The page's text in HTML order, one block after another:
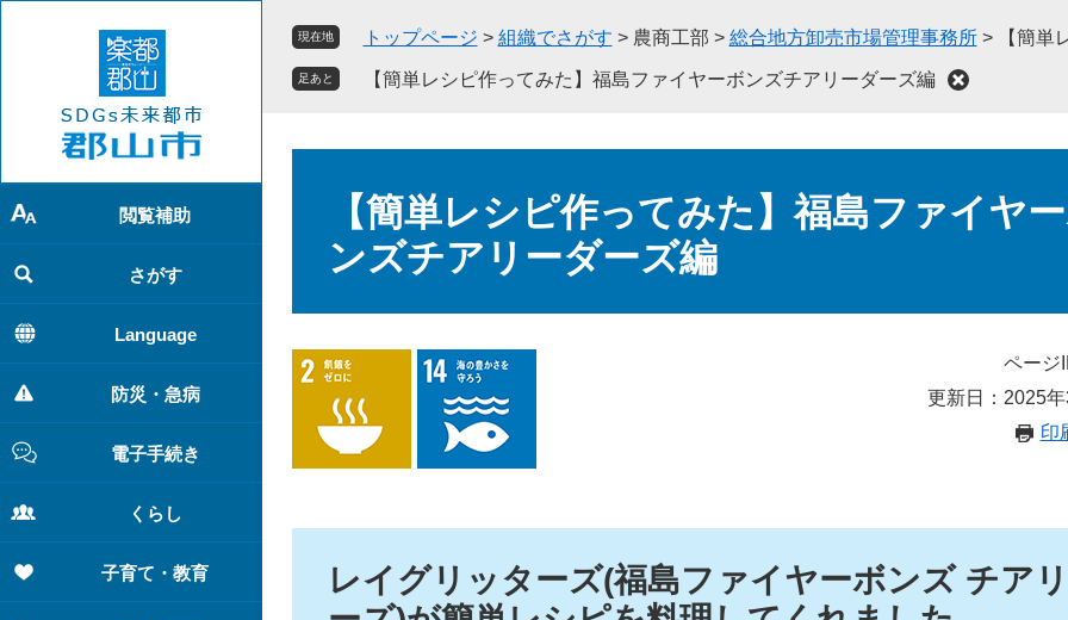
で
す
。
ば
し
て
本
文
へ
閲覧補助
さがす
Language
防災・急病
電子手続き
くらし
子育て・教育
現在地 トップページ > 組織でさがす > 農商工部 > 総合地方卸売市場管理事務所 > 【簡単
足あと 【簡単レシピ作ってみた】福島ファイヤーボンズチアリーダーズ編
【簡単レシピ作ってみた】福島ファイヤ
ンズチアリーダーズ編
ページ
更新日：2025
印
レイグリッターズ(福島ファイヤーボンズ チア